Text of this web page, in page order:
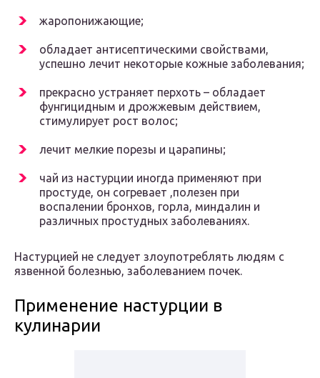
жаропонижающие;
обладает антисептическими свойствами,
успешно лечит некоторые кожные заболевания;
прекрасно устраняет перхоть – обладает
фунгицидным и дрожжевым действием,
стимулирует рост волос;
лечит мелкие порезы и царапины;
чай из настурции иногда применяют при
простуде, он согревает ,полезен при
воспалении бронхов, горла, миндалин и
различных простудных заболеваниях.
Настурцией не следует злоупотреблять людям с
язвенной болезнью, заболеванием почек.
Применение настурции в
кулинарии